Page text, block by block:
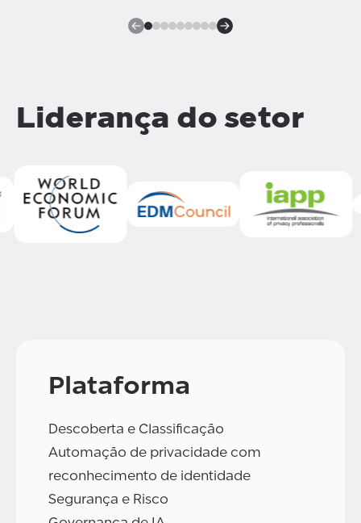
Liderança do setor
Plataforma
Descoberta e Classificação
Automação de privacidade com
reconhecimento de identidade
Segurança e Risco